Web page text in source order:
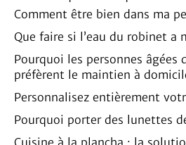
Comment être bien dans ma
Que faire si l’eau du robinet a
Pourquoi les personnes âgées
préfèrent le maintien à
Personnalisez entièrement
Pourquoi porter des lunettes